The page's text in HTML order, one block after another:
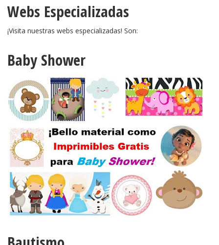
Webs Especializadas
¡Visita nuestras webs especializadas! Son:
Baby Shower